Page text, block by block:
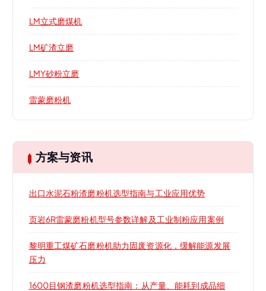
LM立式磨煤机
LM矿渣立磨
LMY砂粉立磨
雷蒙磨粉机
方案与资讯
出口水泥石粉渣磨粉机选型指南与工业应用优势
页岩6R雷蒙磨粉机型号参数详解及工业制粉应用案例
黎明重工煤矿石磨粉机助力固废资源化，缓解能源发展
压力
1600目钢渣磨粉机选型指南：从产量、能耗到成品细